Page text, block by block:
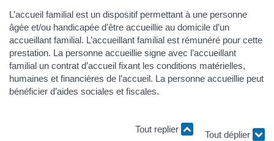
L’accueil familial est un dispositif permettant à une personne
âgée et/ou handicapée d’être accueillie au domicile d’un
accueillant familial. L’accueillant familial est rémunéré pour cette
prestation. La personne accueillie signe avec l’accueillant
familial un contrat d’accueil fixant les conditions matérielles,
humaines et financières de l’accueil. La personne accueillie peut
bénéficier d’aides sociales et fiscales.
Tout replier
Tout déplier